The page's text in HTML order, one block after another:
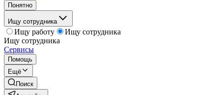
Понятно
Ищу сотрудника
Ищу работу
Ищу сотрудника
Ищу сотрудника
Сервисы
Помощь
Ещё
Поиск